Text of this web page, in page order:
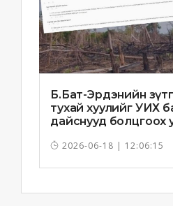
Б.Бат-Эрдэнийн
тухай хуулийг УИХ
дайснууд болцгоох
2026-06-18 | 12:06:15